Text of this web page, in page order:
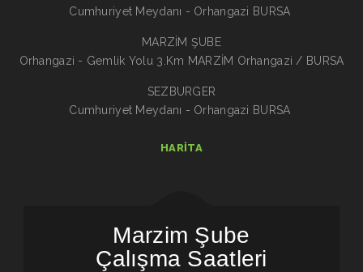
Cumhuriyet Meydanı - Orhangazi BURSA
MARZİM ŞUBE
Orhangazi - Gemlik Yolu 3.Km MARZİM Orhangazi / BURSA
SEZBURGER
Cumhuriyet Meydanı - Orhangazi BURSA
HARITA
Marzim Şube
Çalışma Saatleri